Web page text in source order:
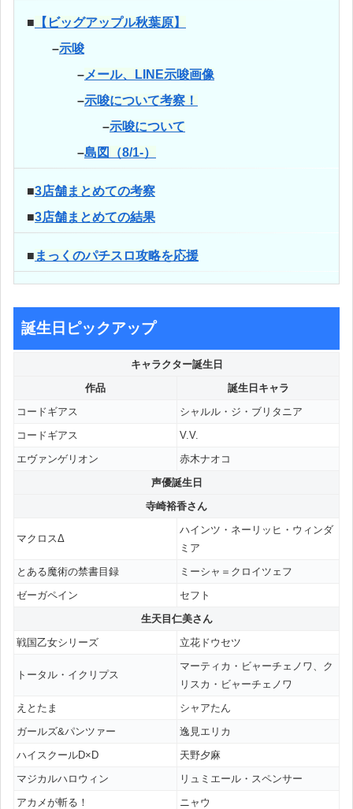
■ 【ビッグアップル秋葉原】
–示唆
–メール、LINE示唆画像
–示唆について考察！
–示唆について
–島図（8/1-）
■3店舗まとめての考察
■3店舗まとめての結果
■ まっくのパチスロ攻略を応援
誕生日ピックアップ
キャラクター誕生日
作品
誕生日キャラ
コードギアス
シャルル・ジ・ブリタニア
コードギアス
V.V.
エヴァンゲリオン
赤木ナオコ
声優誕生日
寺崎裕香さん
マクロスΔ
ハインツ・ネーリッヒ・ウィンダ
ミア
とある魔術の禁書目録
ミーシャ＝クロイツェフ
ゼーガペイン
セフト
生天目仁美さん
戦国乙女シリーズ
立花ドウセツ
トータル・イクリプス
マーティカ・ビャーチェノワ、ク
リスカ・ビャーチェノワ
えとたま
シャアたん
ガールズ&パンツァー
逸見エリカ
ハイスクールD×D
天野夕麻
マジカルハロウィン
リュミエール・スペンサー
アカメが斬る！
ニャウ